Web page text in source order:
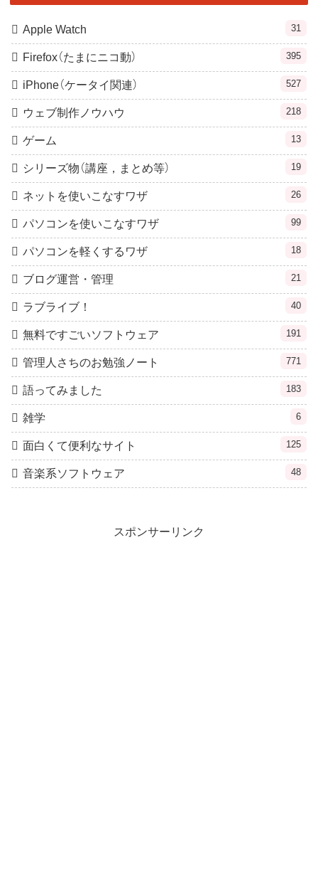
Apple Watch 31
Firefox（たまにニコ動） 395
iPhone（ケータイ関連） 527
ウェブ制作ノウハウ 218
ゲーム 13
シリーズ物（講座，まとめ等） 19
ネットを使いこなすワザ 26
パソコンを使いこなすワザ 99
パソコンを軽くするワザ 18
ブログ運営・管理 21
ラブライブ！ 40
無料ですごいソフトウェア 191
管理人さちのお勉強ノート 771
語ってみました 183
雑学 6
面白くて便利なサイト 125
音楽系ソフトウェア 48
スポンサーリンク